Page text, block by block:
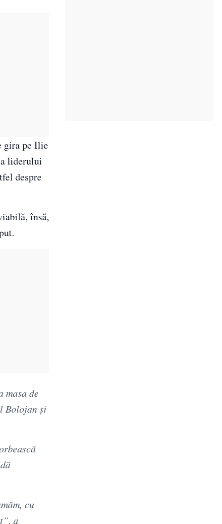
gira pe Ilie
liderului
despre
însă,
masa de
Bolojan și
cu
a